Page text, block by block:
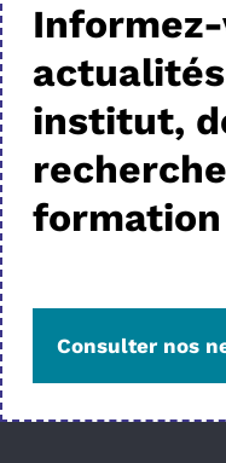
institut,
Consulter nos